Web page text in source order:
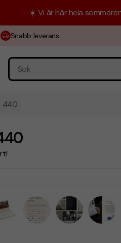
☀️ Vi är här hela
Snabb leverans
440